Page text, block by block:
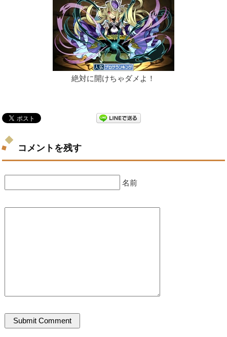
絶対に開けちゃダメよ！
コメントを残す
名前